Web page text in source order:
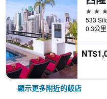
4星級
533
0.3公
顯示更多附近的飯店